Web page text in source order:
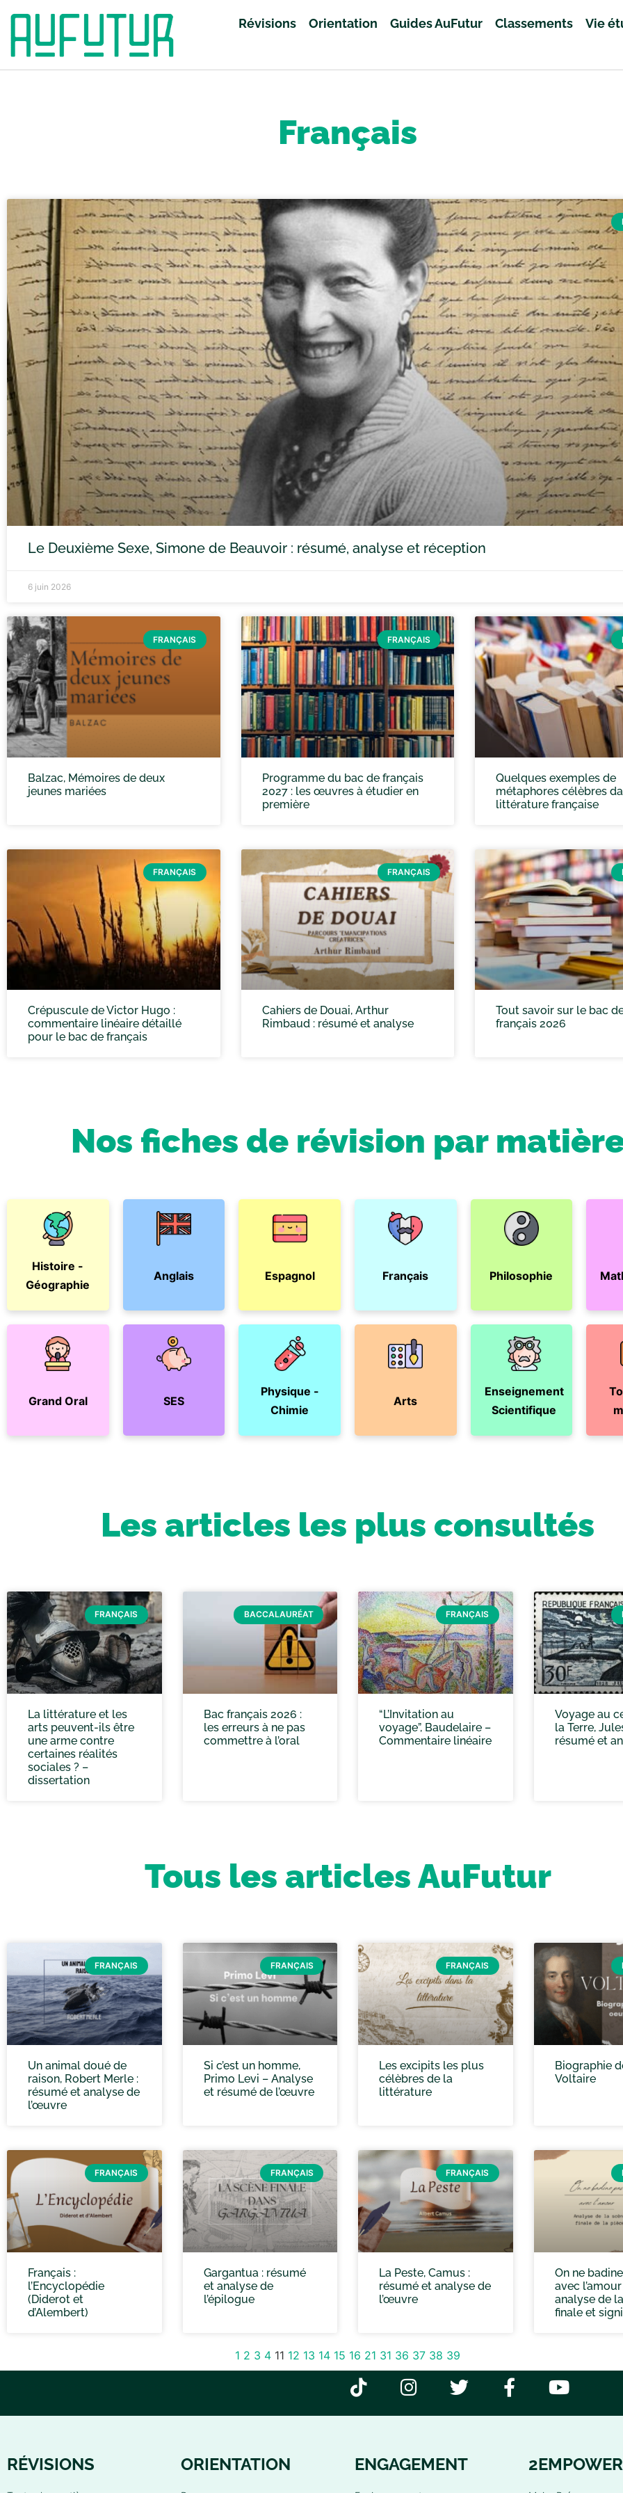
Révisions Orientation Guides AuFutur Classements Vie
Français
Le Deuxième Sexe, Simone de Beauvoir : résumé, analyse et réception
6 juin 2026
FRANÇAIS
Balzac, Mémoires de deux
jeunes mariées
FRANÇAIS
Programme du bac de français
2027 : les œuvres à étudier en
première
Quelques exemples de
métaphores célèbres
littérature française
FRANÇAIS
Crépuscule de Victor Hugo :
commentaire linéaire détaillé
pour le bac de français
FRANÇAIS
Cahiers de Douai, Arthur
Rimbaud : résumé et analyse
Tout savoir sur le bac
français 2026
Nos fiches de révision par
Histoire -
Géographie
Anglais Espagnol Français Philosophie
Grand Oral SES
Physique -
Chimie
Arts
Enseignement
Scientifique
Les articles les plus consultés
FRANÇAIS
La littérature et les
arts peuvent-ils être
une arme contre
certaines réalités
sociales ? –
dissertation
BACCALAURÉAT
Bac français 2026 :
les erreurs à ne pas
commettre à l’oral
FRANÇAIS
“L’Invitation au
voyage”, Baudelaire –
Commentaire linéaire
Voyage au
la Terre,
résumé et
Tous les articles AuFutur
FRANÇAIS
Un animal doué de
raison, Robert Merle :
résumé et analyse de
l’œuvre
FRANÇAIS
Si c’est un homme,
Primo Levi – Analyse
et résumé de l’œuvre
FRANÇAIS
Les excipits les plus
célèbres de la
littérature
Biographie
Voltaire
FRANÇAIS
Français :
l’Encyclopédie
(Diderot et
d’Alembert)
FRANÇAIS
Gargantua : résumé
et analyse de
l’épilogue
FRANÇAIS
La Peste, Camus :
résumé et analyse de
l’œuvre
On ne
avec l’amour
analyse de
finale et
1 2 3 4 11 12 13 14 15 16 21 31 36 37 38 39
RÉVISIONS ORIENTATION ENGAGEMENT 2EMPOWER